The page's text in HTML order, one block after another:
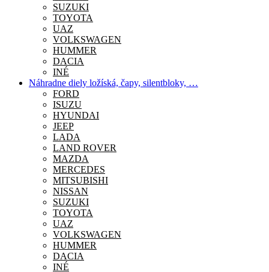
SUZUKI
TOYOTA
UAZ
VOLKSWAGEN
HUMMER
DACIA
INÉ
Náhradne diely ložíská, čapy, silentbloky, …
FORD
ISUZU
HYUNDAI
JEEP
LADA
LAND ROVER
MAZDA
MERCEDES
MITSUBISHI
NISSAN
SUZUKI
TOYOTA
UAZ
VOLKSWAGEN
HUMMER
DACIA
INÉ